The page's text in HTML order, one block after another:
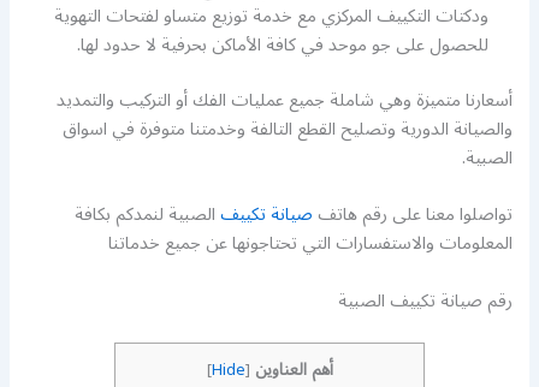
ودكتات التكييف المركزي مع خدمة توزيع متساو لفتحات التهوية
للحصول على جو موحد في كافة الأماكن بحرفية لا حدود لها.
أسعارنا متميزة وهي شاملة جميع عمليات الفك أو التركيب والتمديد
والصيانة الدورية وتصليح القطع التالفة وخدمتنا متوفرة في اسواق
الصبية.
تواصلوا معنا على رقم هاتفصيانة تكييفالصبية لنمدكم بكافة
المعلومات والاستفسارات التي تحتاجونها عن جميع خدماتنا
رقم صيانة تكييف الصبية
أهم العناوين [
Hide
]